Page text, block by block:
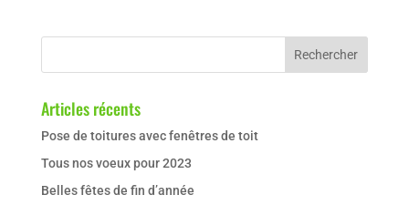
Articles récents
Pose de toitures avec fenêtres de toit
Tous nos voeux pour 2023
Belles fêtes de fin d’année